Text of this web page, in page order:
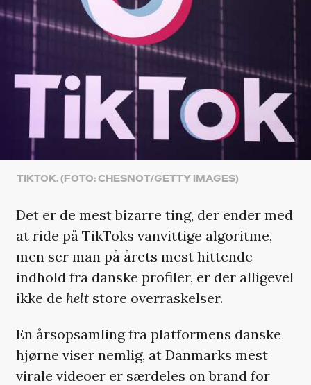
TIKTOK. (FOTO: CHESNOT/GETTY IMAGES)
Det er de mest bizarre ting, der ender med
at ride på TikToks vanvittige algoritme,
men ser man på årets mest hittende
indhold fra danske profiler, er der alligevel
ikke de heltstore overraskelser.
En årsopsamling fra platformens danske
hjørne viser nemlig, at Danmarks mest
virale videoer er særdeles on brand for